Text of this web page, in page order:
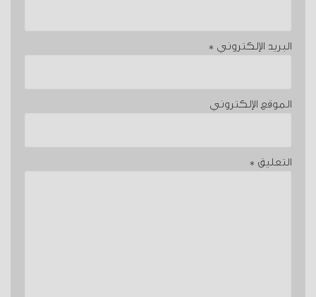
البريد الإلكتروني *
الموقع الإلكتروني
التعليق *